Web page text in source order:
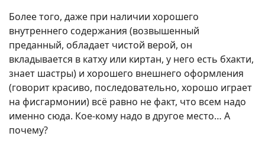
Более того, даже при наличии хорошего
внутреннего содержания (возвышенный
преданный, обладает чистой верой, он
вкладывается в катху или киртан, у него есть бхакти,
знает шастры) и хорошего внешнего оформления
(говорит красиво, последовательно, хорошо играет
на фисгармонии) всё равно не факт, что всем надо
именно сюда. Кое-кому надо в другое место… А
почему?